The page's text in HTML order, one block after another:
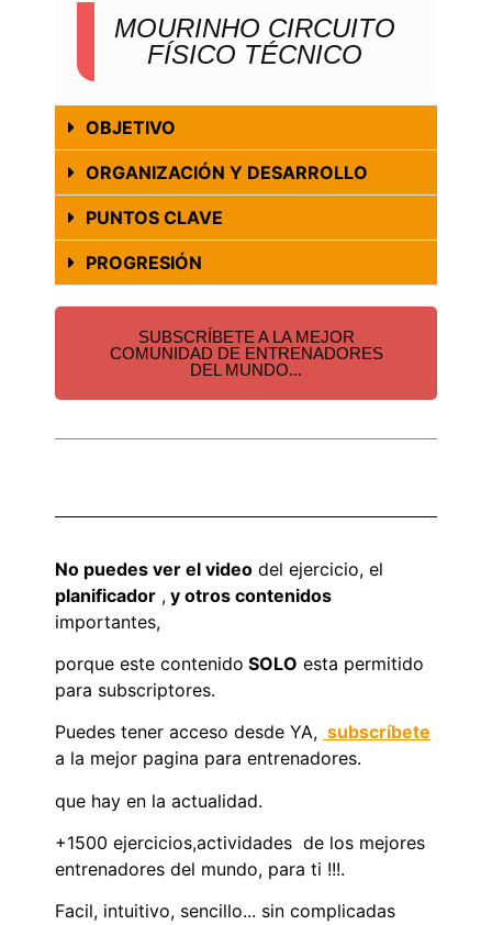
MOURINHO CIRCUITO
FÍSICO TÉCNICO
OBJETIVO
ORGANIZACIÓN Y DESARROLLO
PUNTOS CLAVE
PROGRESIÓN
SUBSCRÍBETE A LA MEJOR
COMUNIDAD DE ENTRENADORES
DEL MUNDO...
No puedes ver el video del ejercicio, el
planificador , y otros contenidos
importantes,
porque este contenido SOLO esta permitido
para subscriptores.
Puedes tener acceso desde YA, subscríbete
a la mejor pagina para entrenadores.
que hay en la actualidad.
+1500 ejercicios,actividades de los mejores
entrenadores del mundo, para ti !!!.
Facil, intuitivo, sencillo... sin complicadas